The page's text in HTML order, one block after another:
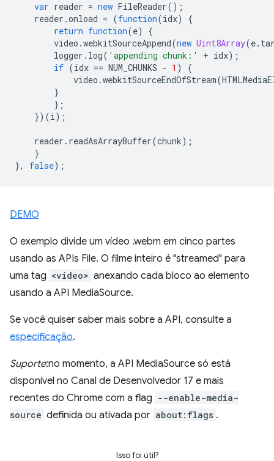
var reader = new FileReader();
reader .onload = (function(idx)
{
return function(e)
{
video .webkitSourceAppend(new Uint8Array(e.
logger . log( 'appending chunk:' + idx);
if (idx == NUM_CHUNKS - 1 )
{
video .webkitSourceEndOfStream(
}
};
})(i);
reader . readAsArrayBuffer(chunk);
}
},
false);
DEMO
O exemplo divide um vídeo .webm em cinco partes
usando as APIs File. O filme inteiro é "streamed" para
uma tag <video> anexando cada bloco ao elemento
usando a API MediaSource.
Se você quiser saber mais sobre a API, consulte a
especificação.
Suporte:no momento, a API MediaSource só está
disponível no Canal de Desenvolvedor 17 e mais
recentes do Chrome com a flag --enable-media-
source definida ou ativada por about:flags .
Isso foi útil?